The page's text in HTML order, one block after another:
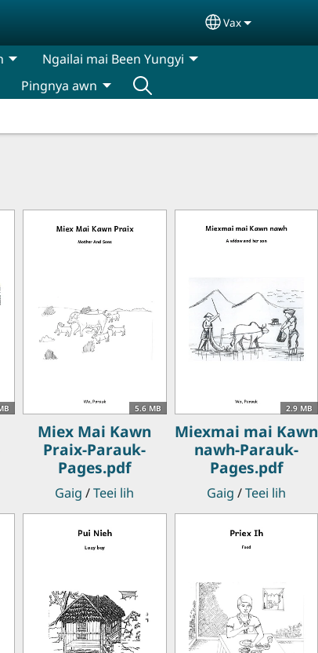
Select your
Vax
Ngailai mai Been Yungyi
Pingnya awn
5.6 MB
Miex Mai Kawn
Praix-Parauk-
Pages.pdf
Gaig /Teei lih
2.9 MB
Miexmai mai Kawn
nawh-Parauk-
Pages.pdf
Gaig /Teei lih